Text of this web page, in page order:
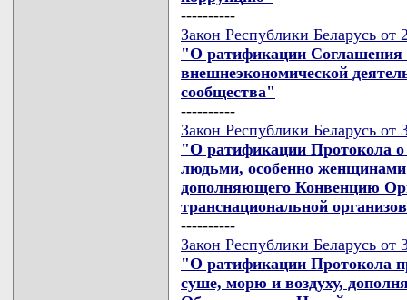
----------
Закон Республики Беларусь
"О ратификации Соглашения
внешнеэкономической
сообщества"
----------
Закон Республики Беларусь
"О ратификации Протокола о
людьми, особенно женщинами
дополняющего Конвенцию
транснациональной
----------
Закон Республики Беларусь
"О ратификации Протокола
суше, морю и воздуху,